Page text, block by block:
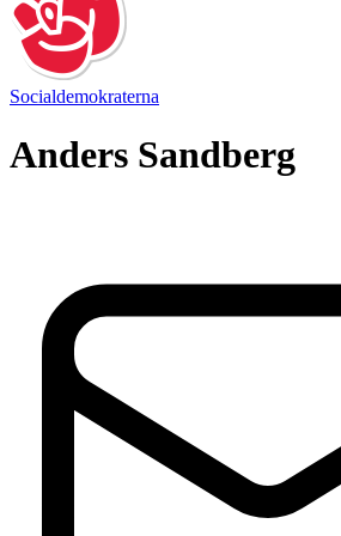
Socialdemokraterna
Anders Sandberg